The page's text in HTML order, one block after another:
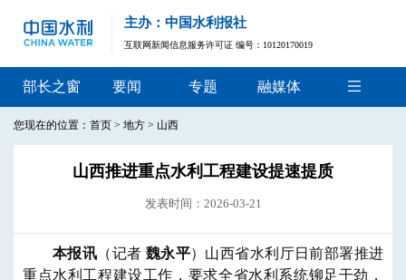
主办：中国水利报社
互联网新闻信息服务许可证 编号：10120170019
部长之窗 要闻 专题 融媒体
您现在的位置： 首页 > 地方 > 山西
山西推进重点水利工程建设提速提质
发表时间：2026-03-21
本报讯 （记者 魏永平）山西省水利厅日前部署推进
重点水利工程建设工作，要求全省水利系统铆足干劲，